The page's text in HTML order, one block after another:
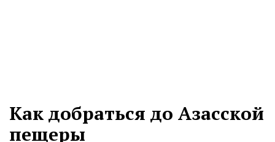
Как добраться до Азасской
пещеры